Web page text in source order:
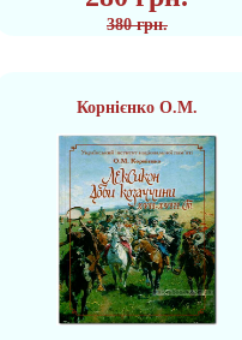
380 грн.
Корнієнко О.М.